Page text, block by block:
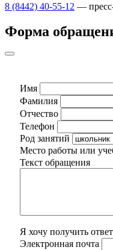
8 (8442) 40-55-12 —
Форма
Имя
Фамилия
Отчество
Телефон
Род занятий
Место работы или
Текст обращения
Я хочу получить
Электронная почта